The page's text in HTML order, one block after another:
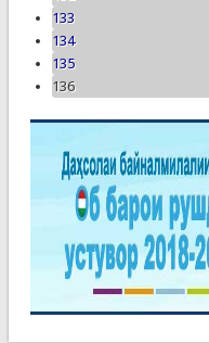
133
134
135
136